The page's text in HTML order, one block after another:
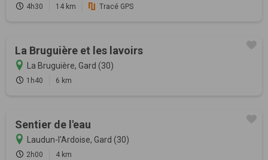
4h30 14 km Tracé GPS
La Bruguière et les lavoirs
La Bruguière, Gard (30)
1h40 6 km
Sentier de l'eau
Laudun-l'Ardoise, Gard (30)
2h00 4 km